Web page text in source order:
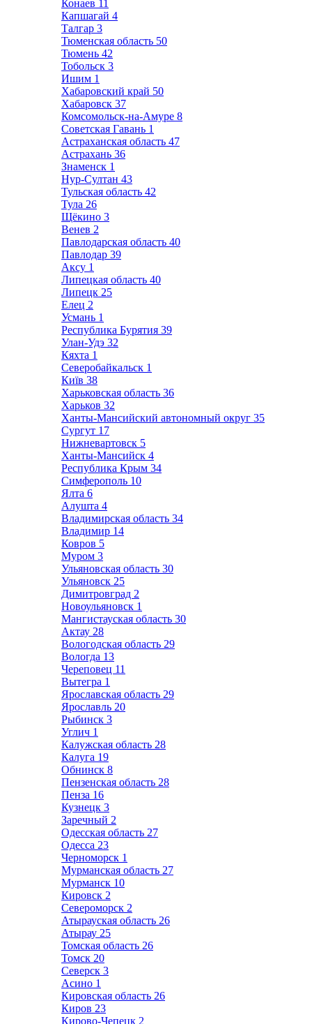
Конаев 11
Капшагай 4
Талгар 3
Тюменская область 50
Тюмень 42
Тобольск 3
Ишим 1
Хабаровский край 50
Хабаровск 37
Комсомольск-на-Амуре 8
Советская Гавань 1
Астраханская область 47
Астрахань 36
Знаменск 1
Нур-Султан 43
Тульская область 42
Тула 26
Щёкино 3
Венев 2
Павлодарская область 40
Павлодар 39
Аксу 1
Липецкая область 40
Липецк 25
Елец 2
Усмань 1
Республика Бурятия 39
Улан-Удэ 32
Кяхта 1
Северобайкальск 1
Київ 38
Харьковская область 36
Харьков 32
Ханты-Мансийский автономный округ 35
Сургут 17
Нижневартовск 5
Ханты-Мансийск 4
Республика Крым 34
Симферополь 10
Ялта 6
Алушта 4
Владимирская область 34
Владимир 14
Ковров 5
Муром 3
Ульяновская область 30
Ульяновск 25
Димитровград 2
Новоульяновск 1
Мангистауская область 30
Актау 28
Вологодская область 29
Вологда 13
Череповец 11
Вытегра 1
Ярославская область 29
Ярославль 20
Рыбинск 3
Углич 1
Калужская область 28
Калуга 19
Обнинск 8
Пензенская область 28
Пенза 16
Кузнецк 3
Заречный 2
Одесская область 27
Одесса 23
Черноморск 1
Мурманская область 27
Мурманск 10
Кировск 2
Североморск 2
Атырауская область 26
Атырау 25
Томская область 26
Томск 20
Северск 3
Асино 1
Кировская область 26
Киров 23
Кирово-Чепецк 2